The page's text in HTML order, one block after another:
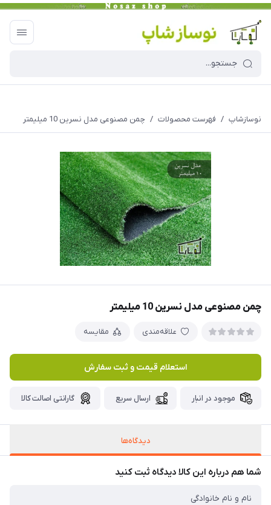
نوسازشاپ / فهرست محصولات / چمن مصنوعی مدل نسرین 10 میلیمتر
چمن مصنوعی مدل نسرین 10 میلیمتر
علاقه‌مندی مقایسه
استعلام قیمت و ثبت سفارش
موجود در انبار ارسال سریع گارانتی اصالت کالا
دیدگاه‌ها
شما هم درباره این کالا دیدگاه ثبت کنید